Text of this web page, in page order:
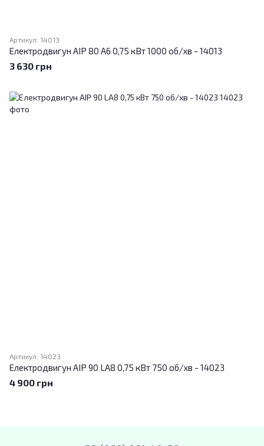
Артикул: 14013
Електродвигун АІР 80 A6 0,75 кВт 1000 об/хв - 14013
3 630 грн
Артикул: 14023
Електродвигун АІР 90 LA8 0,75 кВт 750 об/хв - 14023
4 900 грн